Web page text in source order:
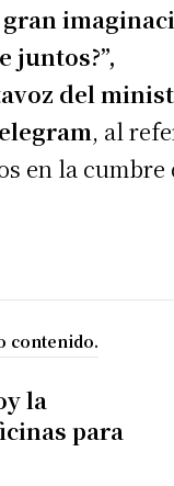
juntos?”,
del
, al
en la cumbre
contenido.
la
para